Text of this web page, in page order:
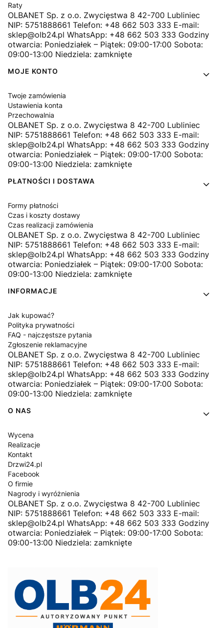
Raty
OLBANET Sp. z o.o. Zwycięstwa 8 42-700 Lubliniec
NIP: 5751888661 Telefon: +48 662 503 333 E-mail:
sklep@olb24.pl WhatsApp: +48 662 503 333 Godziny
otwarcia: Poniedziałek – Piątek: 09:00-17:00 Sobota:
09:00-13:00 Niedziela: zamknięte
MOJE KONTO
Twoje zamówienia
Ustawienia konta
Przechowalnia
OLBANET Sp. z o.o. Zwycięstwa 8 42-700 Lubliniec
NIP: 5751888661 Telefon: +48 662 503 333 E-mail:
sklep@olb24.pl WhatsApp: +48 662 503 333 Godziny
otwarcia: Poniedziałek – Piątek: 09:00-17:00 Sobota:
09:00-13:00 Niedziela: zamknięte
PŁATNOŚCI I DOSTAWA
Formy płatności
Czas i koszty dostawy
Czas realizacji zamówienia
OLBANET Sp. z o.o. Zwycięstwa 8 42-700 Lubliniec
NIP: 5751888661 Telefon: +48 662 503 333 E-mail:
sklep@olb24.pl WhatsApp: +48 662 503 333 Godziny
otwarcia: Poniedziałek – Piątek: 09:00-17:00 Sobota:
09:00-13:00 Niedziela: zamknięte
INFORMACJE
Jak kupować?
Polityka prywatności
FAQ - najczęstsze pytania
Zgłoszenie reklamacyjne
OLBANET Sp. z o.o. Zwycięstwa 8 42-700 Lubliniec
NIP: 5751888661 Telefon: +48 662 503 333 E-mail:
sklep@olb24.pl WhatsApp: +48 662 503 333 Godziny
otwarcia: Poniedziałek – Piątek: 09:00-17:00 Sobota:
09:00-13:00 Niedziela: zamknięte
O NAS
Wycena
Realizacje
Kontakt
Drzwi24.pl
Facebook
O firmie
Nagrody i wyróżnienia
OLBANET Sp. z o.o. Zwycięstwa 8 42-700 Lubliniec
NIP: 5751888661 Telefon: +48 662 503 333 E-mail:
sklep@olb24.pl WhatsApp: +48 662 503 333 Godziny
otwarcia: Poniedziałek – Piątek: 09:00-17:00 Sobota:
09:00-13:00 Niedziela: zamknięte